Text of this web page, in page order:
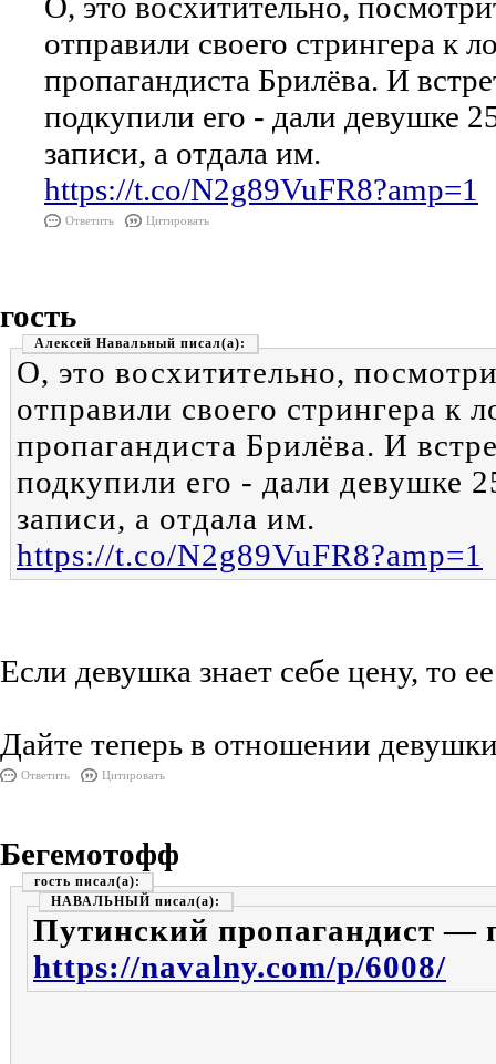
отправили своего стрингера к
пропагандиста Брилёва. И
подкупили его - дали девушке
записи, а отдала им.
https://t.co/N2g89VuFR8?amp=1
Ответить Цитировать
гость
Алексей Навальный
О, это восхитительно,
отправили своего стрингера к
пропагандиста Брилёва. И
подкупили его - дали девушке
записи, а отдала им.
https://t.co/N2g89VuFR8?amp=1
Если девушка знает себе цену, то
Дайте теперь в отношении
Ответить Цитировать
Бегемотофф
гость
НАВАЛЬНЫЙ
Путинский пропагандист —
https://navalny.com/p/6008/